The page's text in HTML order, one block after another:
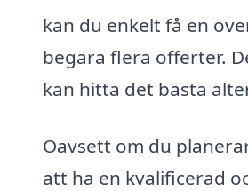
kan du enkelt få en
begära flera offerter.
kan hitta det bästa
Oavsett om du
att ha en kvalificerad